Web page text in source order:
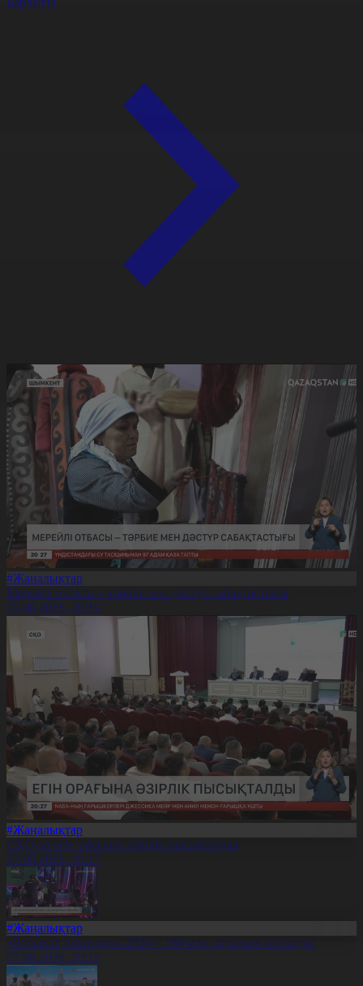
#Жаңалықтар
Мерейлі отбасы – тәрбие мен дәстүр сабақтастығы
07.08.2026, 20:19
#Жаңалықтар
СҚО-да егін орағына әзірлік пысықталды
07.08.2026, 20:17
#Жаңалықтар
«Болашақ ойындары-2026»: 180 млн қаралым жиналды
07.08.2026, 20:15